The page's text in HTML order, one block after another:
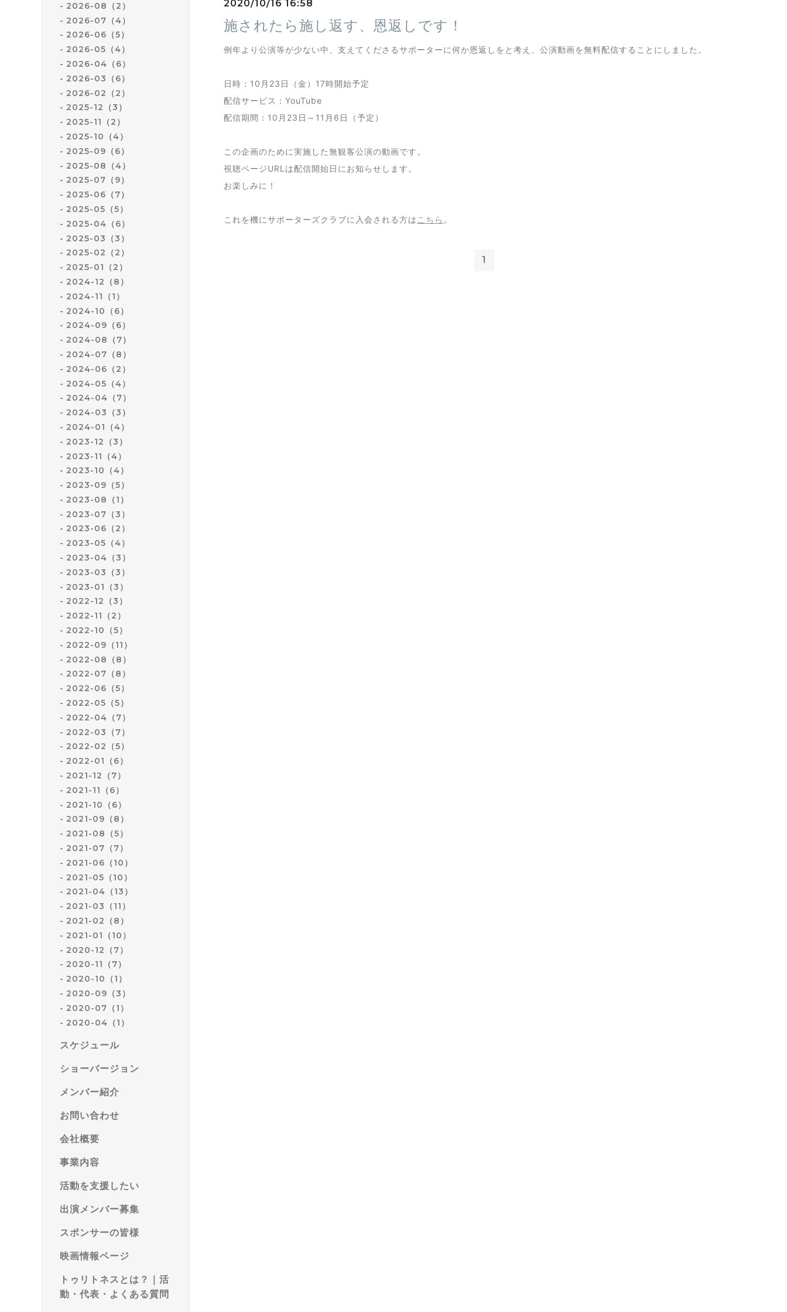
2026-08（2）
2026-07（4）
2026-06（5）
2026-05（4）
2026-04（6）
2026-03（6）
2026-02（2）
2025-12（3）
2025-11（2）
2025-10（4）
2025-09（6）
2025-08（4）
2025-07（9）
2025-06（7）
2025-05（5）
2025-04（6）
2025-03（3）
2025-02（2）
2025-01（2）
2024-12（8）
2024-11（1）
2024-10（6）
2024-09（6）
2024-08（7）
2024-07（8）
2024-06（2）
2024-05（4）
2024-04（7）
2024-03（3）
2024-01（4）
2023-12（3）
2023-11（4）
2023-10（4）
2023-09（5）
2023-08（1）
2023-07（3）
2023-06（2）
2023-05（4）
2023-04（3）
2023-03（3）
2023-01（3）
2022-12（3）
2022-11（2）
2022-10（5）
2022-09（11）
2022-08（8）
2022-07（8）
2022-06（5）
2022-05（5）
2022-04（7）
2022-03（7）
2022-02（5）
2022-01（6）
2021-12（7）
2021-11（6）
2021-10（6）
2021-09（8）
2021-08（5）
2021-07（7）
2021-06（10）
2021-05（10）
2021-04（13）
2021-03（11）
2021-02（8）
2021-01（10）
2020-12（7）
2020-11（7）
2020-10（1）
2020-09（3）
2020-07（1）
2020-04（1）
スケジュール
ショーバージョン
メンバー紹介
お問い合わせ
会社概要
事業内容
活動を支援したい
出演メンバー募集
スポンサーの皆様
映画情報ページ
トゥリトネスとは？｜活
動・代表・よくある質問
2020/10/16 16:58
施されたら施し返す、恩返しです！
例年より公演等が少ない中、支えてくださるサポーターに何か恩返しをと考え、公演動画を無料配信することにしました。
日時：10月23日（金）17時開始予定
配信サービス：YouTube
配信期間：10月23日～11月6日（予定）
この企画のために実施した無観客公演の動画です。
視聴ページURLは配信開始日にお知らせします。
お楽しみに！
これを機にサポーターズクラブに入会される方は こちら 。
1